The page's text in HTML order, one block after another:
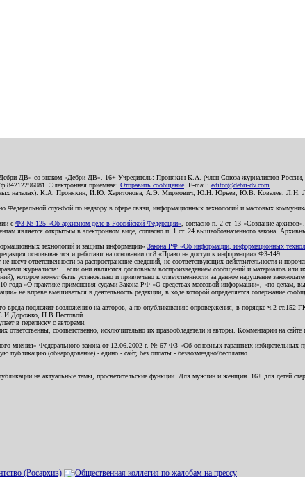
«Дебри-ДВ» со знаком «Дебри-ДВ». 16+ Учредитель: Пронякин К.А. (член Союза журналистов
Электронная приемная: Отправить сообщение . E-mail: editor@debri-dv.com
началах): К.А. Пронякин, И.Ю. Харитонова, А.Э. Мирмович, Ю.Н. Юрьев, Ю.В. Ковалев,
Федеральной службой по надзору в сфере связи, информационных технологий и массовых
с ФЗ № 125 «Об архивном деле в Российской Федерации» , согласно п. 2 ст. 13 «Создание
является открытым в электронном виде, согласно п. 1 ст. 24 вышеобозначенного закона.
технологий и защиты информации» Закона РФ «Об информации, информационных
основываются и работают на основании ст.8 «Право на доступ к информации» ФЗ-149.
ответственности за распространение сведений, не соответствующих действительности и
журналиста: ...если они являются дословным воспроизведением сообщений и материалов
которое может быть установлено и привлечено к ответственности за данное нарушение
«О практике применения судами Закона РФ «О средствах массовой информации», «по делам,
не вправе вмешиваться в деятельность редакции, в ходе которой определяется содержание
подлежит возложению на авторов, а по опубликованию опровержения, в порядке ч.2 ст.152
Н.В.Пестовой.
в переписку с авторами.
ответственны, соответственно, исключительно их правообладатели и авторы. Комментарии на
мнения» Федерального закона от 12.06.2002 г. № 67-ФЗ «Об основных гарантиях избирательных
публикацию (обнародование) - едино - сайт, без оплаты - безвозмездно/бесплатно.
на актуальные темы, просветительские функции. Для мужчин и женщин. 16+ для детей